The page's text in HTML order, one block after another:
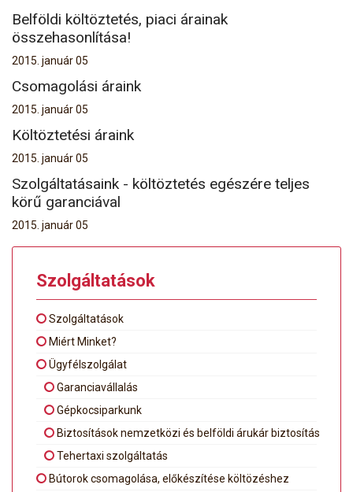
Belföldi költöztetés, piaci árainak
összehasonlítása!
2015. január 05
Csomagolási áraink
2015. január 05
Költöztetési áraink
2015. január 05
Szolgáltatásaink - költöztetés egészére teljes
körű garanciával
2015. január 05
Szolgáltatások
Szolgáltatások
Miért Minket?
Ügyfélszolgálat
Garanciavállalás
Gépkocsiparkunk
Biztosítások nemzetközi és belföldi árukár biztosítás
Tehertaxi szolgáltatás
Bútorok csomagolása, előkészítése költözéshez